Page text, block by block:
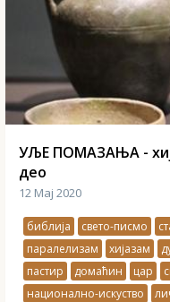
УЉЕ ПОМАЗАЊА -
део
12 Мај 2020
библија свето-писмо
паралелизам
хијазам
пастир
домаћин цар
национално-искуство